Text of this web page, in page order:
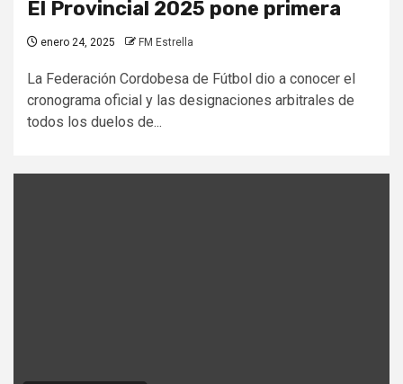
El Provincial 2025 pone primera
enero 24, 2025 FM Estrella
La Federación Cordobesa de Fútbol dio a conocer el
cronograma oficial y las designaciones arbitrales de
todos los duelos de...